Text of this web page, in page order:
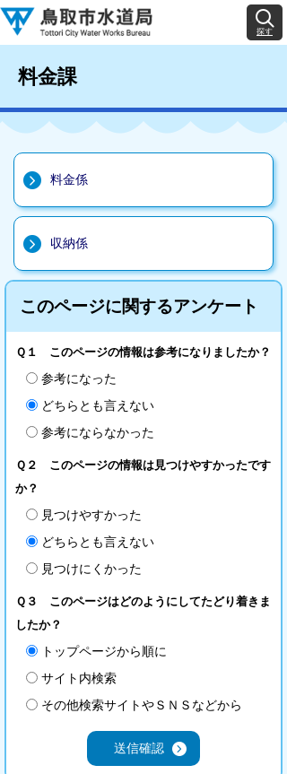
探す
料金課
料金係
収納係
このページに関するアンケート
Ｑ１ このページの情報は参考になりましたか？
参考になった
どちらとも言えない
参考にならなかった
Ｑ２ このページの情報は見つけやすかったです
か？
見つけやすかった
どちらとも言えない
見つけにくかった
Ｑ３ このページはどのようにしてたどり着きま
したか？
トップページから順に
サイト内検索
その他検索サイトやＳＮＳなどから